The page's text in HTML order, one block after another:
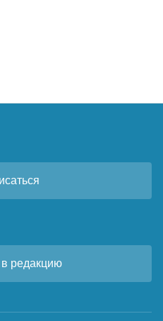
редакцию